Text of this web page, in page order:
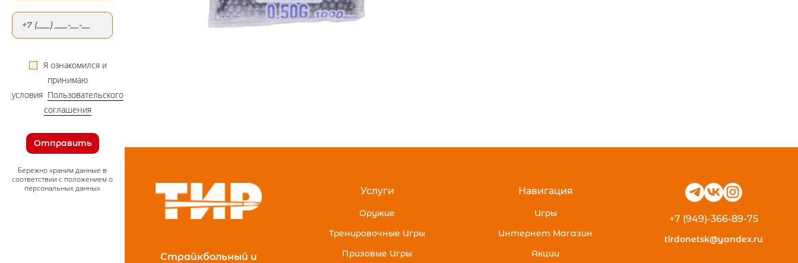
Я ознакомился и
принимаю
условия Пользовательского
соглашения
Отправить
Бережно храним данные в
соответствии с положением о
персональных данных
Страйкбольный и
Услуги
Оружие
Тренировочные Игры
Призовые Игры
Навигация
Игры
Интернет Магазин
Акции
+7 (949)-366-89-75
tirdonetsk@yandex.ru